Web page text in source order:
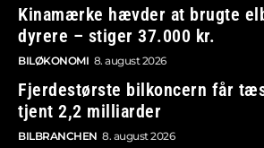
Kinamærke hævder at brugte
dyrere – stiger 37.000 kr.
BILØKONOMI 8. august 2026
Fjerdestørste bilkoncern får
tjent 2,2 milliarder
BILBRANCHEN 8. august 2026